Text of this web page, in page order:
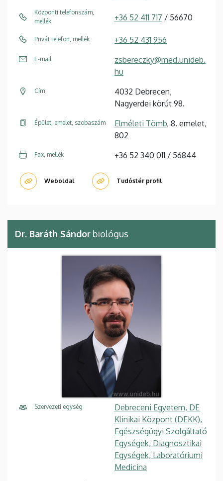
Központi telefonszám,
mellék
+36 52 411 717 / 56670
Privát telefon, mellék +36 52 431 956
E-mail
zsbereczky@med.unideb.
hu
Cím
4032 Debrecen,
Nagyerdei körút 98.
Épület, emelet, szobaszám Elméleti Tömb, 8. emelet,
802
Fax, mellék +36 52 340 011 / 56844
Weboldal Tudóstér profil
Dr. Baráth Sándor biológus
Szervezeti egység
Debreceni Egyetem, DE
Klinikai Központ (DEKK),
Egészségügyi Szolgáltató
Egységek, Diagnosztikai
Egységek, Laboratóriumi
Medicina